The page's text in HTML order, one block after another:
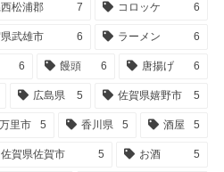
松浦郡 7 コロッケ 6
武雄市 6 ラーメン 6
6 饅頭 6 唐揚げ 6
広島県 5 佐賀県嬉野市 5
里市 5 香川県 5 酒屋 5
佐賀県佐賀市 5 お酒 5